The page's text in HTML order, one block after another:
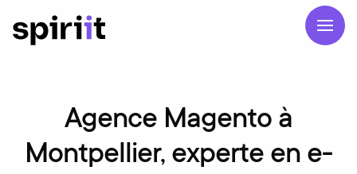
Agence Magento à
Montpellier, experte en e-